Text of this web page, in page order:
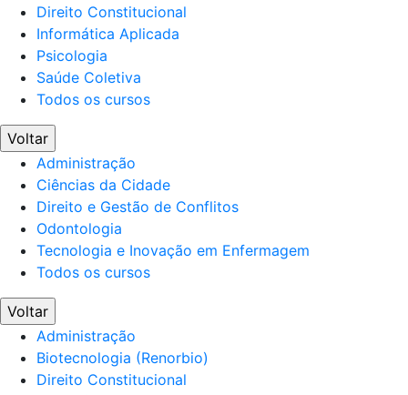
Direito Constitucional
Informática Aplicada
Psicologia
Saúde Coletiva
Todos os cursos
Voltar
Administração
Ciências da Cidade
Direito e Gestão de Conflitos
Odontologia
Tecnologia e Inovação em Enfermagem
Todos os cursos
Voltar
Administração
Biotecnologia (Renorbio)
Direito Constitucional